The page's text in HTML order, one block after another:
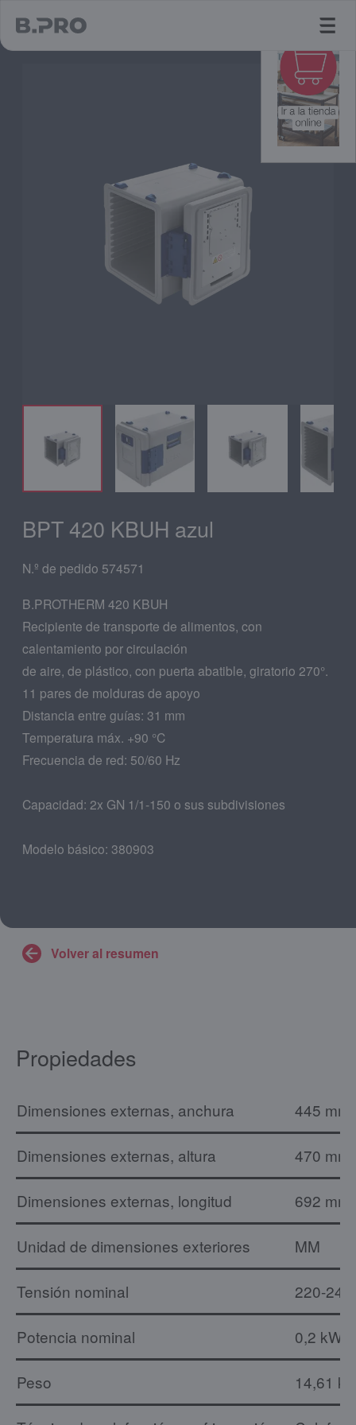
BPT 420 KBUH azul
N.º de pedido 574571
B.PROTHERM 420 KBUH
Recipiente de transporte de alimentos, con
calentamiento por circulación
de aire, de plástico, con puerta abatible, giratorio 270°.
11 pares de molduras de apoyo
Distancia entre guías: 31 mm
Temperatura máx. +90 °C
Frecuencia de red: 50/60 Hz
Capacidad: 2x GN 1/1-150 o sus subdivisiones
Modelo básico: 380903
Volver al resumen
Propiedades
Dimensiones externas, anchura 445 mm
Dimensiones externas, altura 470 mm
Dimensiones externas, longitud 692 mm
Unidad de dimensiones exteriores MM
Tensión nominal 220-240
Potencia nominal 0,2 kW
Peso 14,61 kg